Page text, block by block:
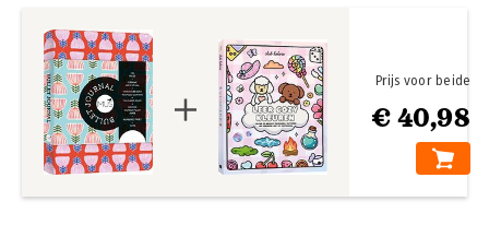
€ 40,98
Prijs voor beide